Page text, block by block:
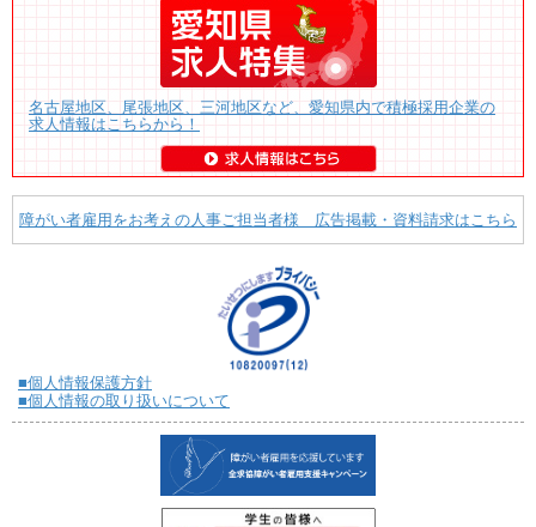
名古屋地区、尾張地区、三河地区など、愛知県内で積極採用企業の
求人情報はこちらから！
障がい者雇用をお考えの人事ご担当者様 広告掲載・資料請求はこちら
■個人情報保護方針
■個人情報の取り扱いについて